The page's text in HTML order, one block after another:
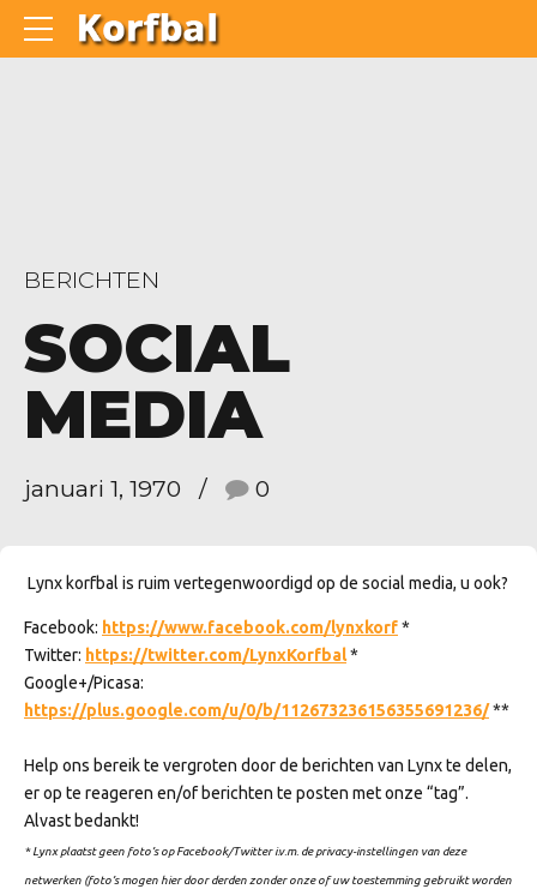
BERICHTEN
SOCIAL
MEDIA
januari 1, 1970 0
Lynx korfbal is ruim vertegenwoordigd op de social media, u ook?
Facebook: https://www.facebook.com/lynxkorf*
Twitter: https://twitter.com/LynxKorfbal*
Google+/Picasa:
https://plus.google.com/u/0/b/112673236156355691236/**
Help ons bereik te vergroten door de berichten van Lynx te delen,
er op te reageren en/of berichten te posten met onze “tag”.
Alvast bedankt!
* Lynx plaatst geen foto’s op Facebook/Twitter i.v.m. de privacy-instellingen van deze
netwerken (foto’s mogen hier door derden zonder onze of uw toestemming gebruikt worden